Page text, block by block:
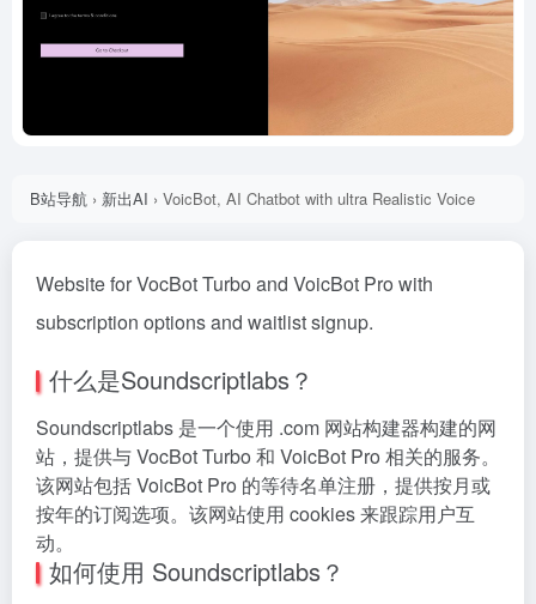
B站导航 › 新出AI › VoicBot, AI Chatbot with ultra Realistic Voice
Website for VocBot Turbo and VoicBot Pro with
subscription options and waitlist signup.
什么是Soundscriptlabs？
Soundscriptlabs 是一个使用 .com 网站构建器构建的网
站，提供与 VocBot Turbo 和 VoicBot Pro 相关的服务。
该网站包括 VoicBot Pro 的等待名单注册，提供按月或
按年的订阅选项。该网站使用 cookies 来跟踪用户互
动。
如何使用 Soundscriptlabs？